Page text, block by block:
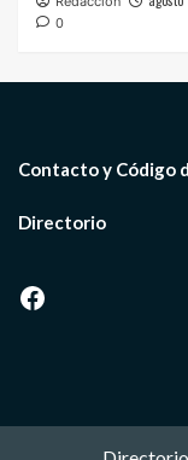
0
Contacto y Código
Directorio
Facebook